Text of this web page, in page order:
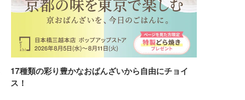
17種類の彩り豊かなおばんざいから自由にチョイ
ス！